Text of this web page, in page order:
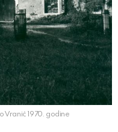
Vranić 1970. godine